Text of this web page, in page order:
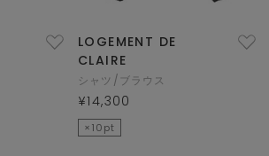
LOGEMENT DE
CLAIRE
シャツ/ブラウス
¥14,300
×10pt